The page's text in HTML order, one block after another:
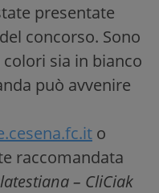
presentate
concorso. Sono
sia in bianco
può avvenire
o
raccomandata
– CliCiak